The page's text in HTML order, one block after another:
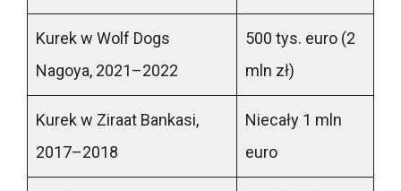
Kurek w Wolf Dogs
Nagoya, 2021–2022
500 tys. euro (2
mln zł)
Kurek w Ziraat Bankasi,
2017–2018
Niecały 1 mln
euro